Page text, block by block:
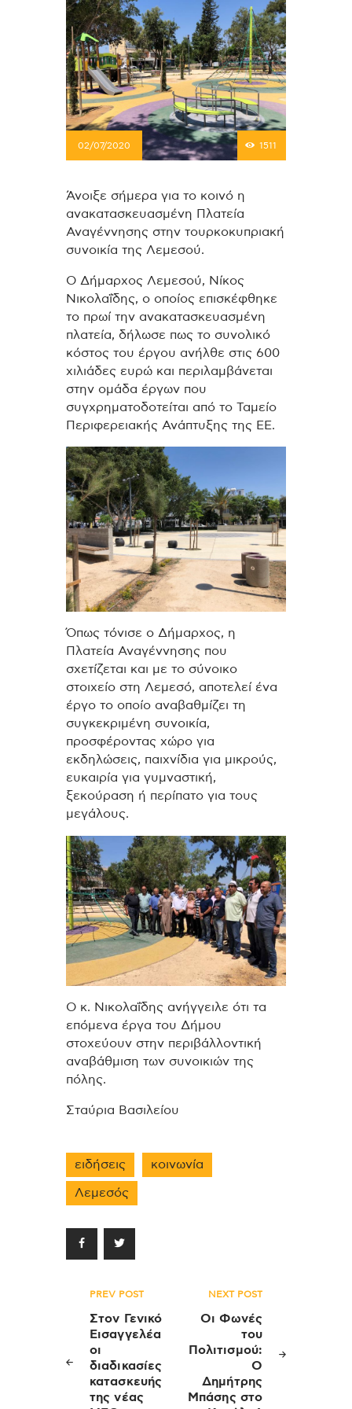
02/07/2020 1511
Άνοιξε σήμερα για το κοινό η
ανακατασκευασμένη Πλατεία
Αναγέννησης στην τουρκοκυπριακή
συνοικία της Λεμεσού.
Ο Δήμαρχος Λεμεσού, Νίκος
Νικολαΐδης, ο οποίος επισκέφθηκε
το πρωί την ανακατασκευασμένη
πλατεία, δήλωσε πως το συνολικό
κόστος του έργου ανήλθε στις 600
χιλιάδες ευρώ και περιλαμβάνεται
στην ομάδα έργων που
συγχρηματοδοτείται από το Ταμείο
Περιφερειακής Ανάπτυξης της ΕΕ.
Όπως τόνισε ο Δήμαρχος, η
Πλατεία Αναγέννησης που
σχετίζεται και με το σύνοικο
στοιχείο στη Λεμεσό, αποτελεί ένα
έργο το οποίο αναβαθμίζει τη
συγκεκριμένη συνοικία,
προσφέροντας χώρο για
εκδηλώσεις, παιχνίδια για μικρούς,
ευκαιρία για γυμναστική,
ξεκούραση ή περίπατο για τους
μεγάλους.
Ο κ. Νικολαΐδης ανήγγειλε ότι τα
επόμενα έργα του Δήμου
στοχεύουν στην περιβάλλοντική
αναβάθμιση των συνοικιών της
πόλης.
Σταύρια Βασιλείου
ειδήσεις κοινωνία
Λεμεσός
Πλοήγηση
άρθρων
PREV POST
Στον Γενικό
Εισαγγελέα
οι
διαδικασίες
κατασκευής
της νέας
NEXT POST
Οι Φωνές
του
Πολιτισμού:
Ο
Δημήτρης
Μπάσης στο